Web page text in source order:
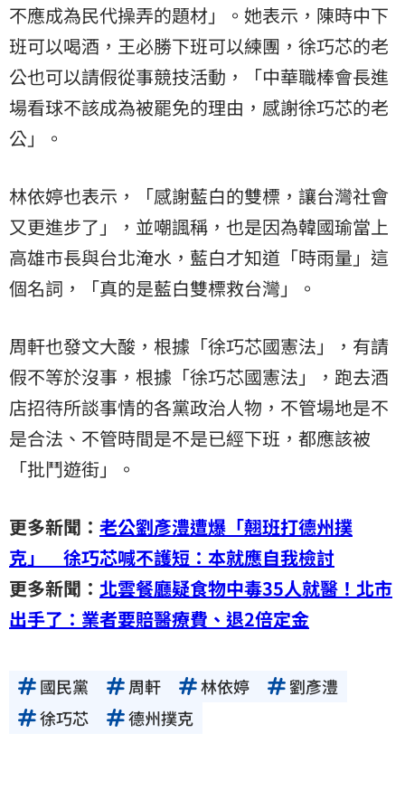
不應成為民代操弄的題材」。她表示，陳時中下
班可以喝酒，王必勝下班可以練團，徐巧芯的老
公也可以請假從事競技活動，「中華職棒會長進
場看球不該成為被罷免的理由，感謝徐巧芯的老
公」。
林依婷也表示，「感謝藍白的雙標，讓台灣社會
又更進步了」，並嘲諷稱，也是因為韓國瑜當上
高雄市長與台北淹水，藍白才知道「時雨量」這
個名詞，「真的是藍白雙標救台灣」。
周軒也發文大酸，根據「徐巧芯國憲法」，有請
假不等於沒事，根據「徐巧芯國憲法」，跑去酒
店招待所談事情的各黨政治人物，不管場地是不
是合法、不管時間是不是已經下班，都應該被
「批鬥遊街」。
更多新聞： 老公劉彥澧遭爆「翹班打德州撲
克」 徐巧芯喊不護短：本就應自我檢討
更多新聞： 北雲餐廳疑食物中毒35人就醫！北市
出手了：業者要賠醫療費、退2倍定金
國民黨 周軒 林依婷
劉彥澧
徐巧芯
德州撲克